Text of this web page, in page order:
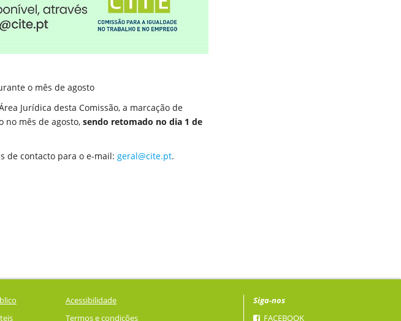
o mês de agosto
Jurídica desta Comissão, a marcação de
no mês de agosto, sendo retomado no dia 1 de
de contacto para o e-mail: geral@cite.pt.
Acessibilidade
Termos e condições
Siga-nos
FACEBOOK